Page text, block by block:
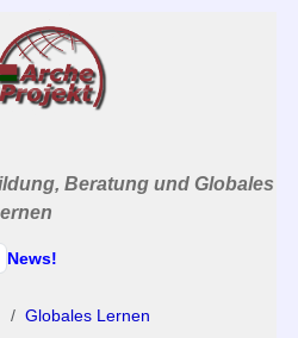
Beratung und Globales
News!
Globales Lernen